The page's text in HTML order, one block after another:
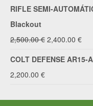
4,000.00 €.
RIFLE SEMI-
Blackout
2,500.00€ El
precio
2,500.00 €.
2,400.00 €El
COLT DEFENSE AR15-
2,200.00 €